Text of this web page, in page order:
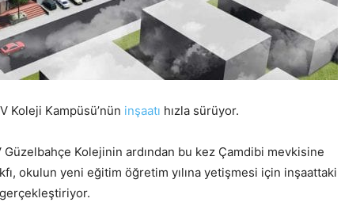
Koleji Kampüsü’nün inşaatı hızla sürüyor.
Güzelbahçe Kolejinin ardından bu kez Çamdibi mevkisine
okulun yeni eğitim öğretim yılına yetişmesi için inşaattaki
gerçekleştiriyor.